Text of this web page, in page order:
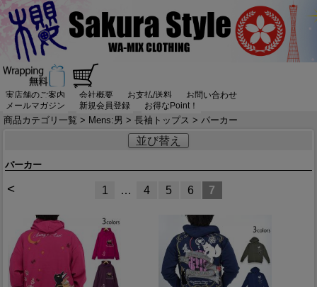
実店舗のご案内 会社概要 お支払/送料
お問い合わせ
メールマガジン
新規会員登録 お得なPoint！
商品カテゴリ一覧 > Mens:男 > 長袖トップス > パーカー
並び替え
パーカー
< 1 … 4 5 6 7